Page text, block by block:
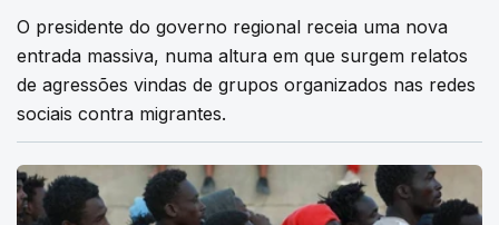
O presidente do governo regional receia uma nova
entrada massiva, numa altura em que surgem relatos
de agressões vindas de grupos organizados nas redes
sociais contra migrantes.